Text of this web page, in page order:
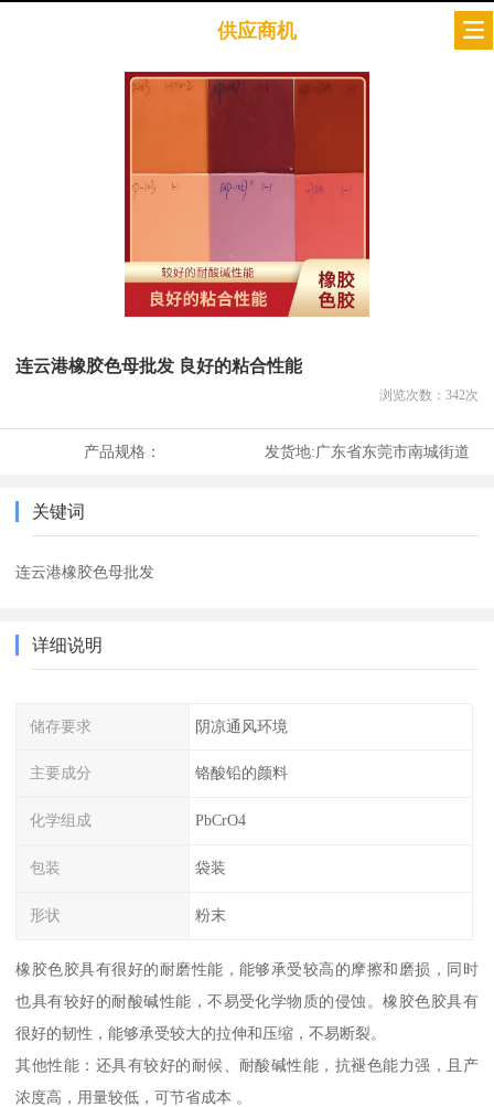
供应商机
连云港橡胶色母批发 良好的粘合性能
浏览次数： 342次
产品规格： 发货地:广东省东莞市南城街道
关键词
连云港橡胶色母批发
详细说明
储存要求 阴凉通风环境
主要成分 铬酸铅的颜料
化学组成 PbCrO4
包装 袋装
形状 粉末
橡胶色胶具有很好的耐磨性能，能够承受较高的摩擦和磨损，同时
也具有较好的耐酸碱性能，不易受化学物质的侵蚀。橡胶色胶具有
很好的韧性，能够承受较大的拉伸和压缩，不易断裂。
其他性能：还具有较好的耐候、耐酸碱性能，抗褪色能力强，且产
浓度高，用量较低，可节省成本 。